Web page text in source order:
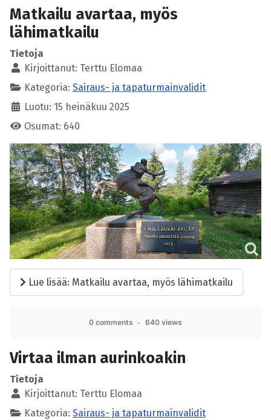
Matkailu avartaa, myös
lähimatkailu
Tietoja
Kirjoittanut: Terttu Elomaa
Kategoria: Sairaus- ja tapaturmainvalidit
Luotu: 15 heinäkuu 2025
Osumat: 640
Lue lisää: Matkailu avartaa, myös lähimatkailu
0 comments 640 views
Virtaa ilman aurinkoakin
Tietoja
Kirjoittanut: Terttu Elomaa
Kategoria: Sairaus- ja tapaturmainvalidit